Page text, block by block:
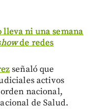
lleva ni una semana
de redes
señaló que
activos
nacional,
de Salud.